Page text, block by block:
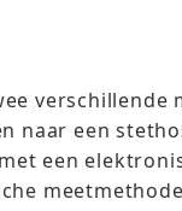
verschillende
naar een
een